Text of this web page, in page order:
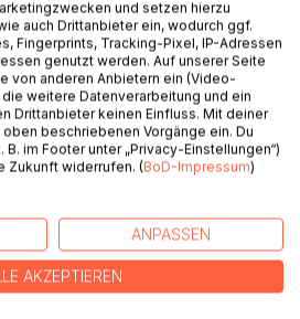
sind im Zeitraum 1980 bis 1992
eine Spanne zwischen
den demokratischen
streng subjektiven persönlichen
dabei der Blickwinkel auf den
Denn mit dem Zusammenbruch
Deutschlands
und setzen hierzu
auch Drittanbieter ein, wodurch ggf.
Fingerprints, Tracking-Pixel, IP-Adressen
genutzt werden. Auf unserer Seite
von anderen Anbietern ein (Video-
weitere Datenverarbeitung und ein
Drittanbieter keinen Einfluss. Mit deiner
beschriebenen Vorgänge ein. Du
im Footer unter „Privacy-Einstellungen“)
Zukunft widerrufen. (BoD-Impressum)
ANPASSEN
AKZEPTIEREN